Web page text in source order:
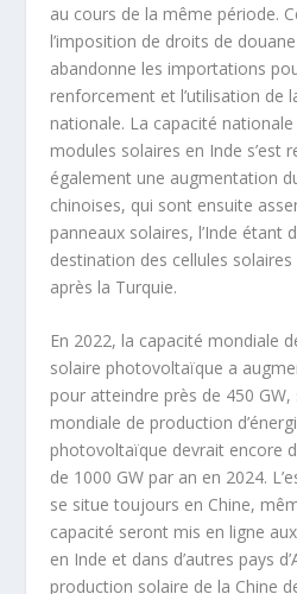
au cours de la même période.
l’imposition de droits de
abandonne les importations
renforcement et l’utilisation de
nationale. La capacité
modules solaires en Inde s’est
également une augmentation
chinoises, qui sont ensuite
panneaux solaires, l’Inde étant
destination des cellules
après la Turquie.
En 2022, la capacité mondiale
solaire photovoltaïque a
pour atteindre près de 450 GW,
mondiale de production
photovoltaïque devrait encore
de 1000 GW par an en 2024.
se situe toujours en Chine,
capacité seront mis en ligne
en Inde et dans d’autres pays
production solaire de la Chine